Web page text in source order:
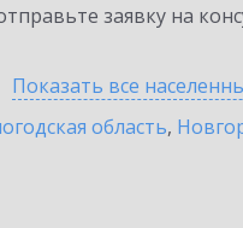
заявку на
Показать все
область,